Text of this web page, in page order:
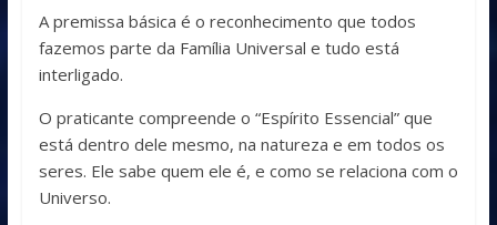
A premissa básica é o reconhecimento que todos
fazemos parte da Família Universal e tudo está
interligado.
O praticante compreende o “Espírito Essencial” que
está dentro dele mesmo, na natureza e em todos os
seres. Ele sabe quem ele é, e como se relaciona com o
Universo.